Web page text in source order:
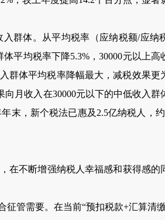
体。从平均税率（应纳税额/应纳
平均税率下降5.3%，30000元以上
群体平均税率降幅最大，减税效果更
月收入在30000元以下的中低收入群
末，新个税法已惠及2.5亿纳税人，
不断增强纳税人幸福感和获得感的
管需要。在当前“预扣税款+汇算清